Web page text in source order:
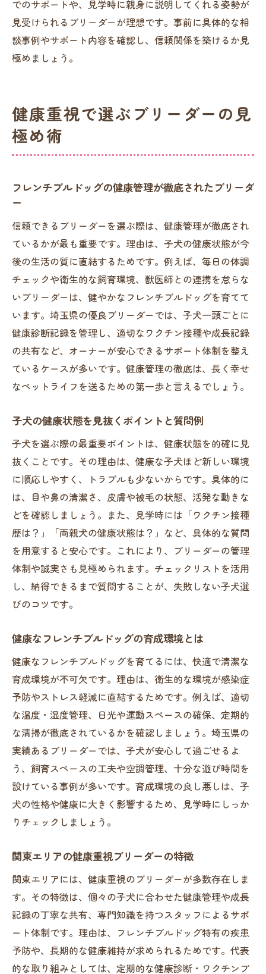
でのサポートや、見学時に親身に説明してくれる姿勢が
見受けられるブリーダーが理想です。事前に具体的な相
談事例やサポート内容を確認し、信頼関係を築けるか見
極めましょう。
健康重視で選ぶブリーダーの見
極め術
フレンチブルドッグの健康管理が徹底されたブリーダ
ー
信頼できるブリーダーを選ぶ際は、健康管理が徹底され
ているかが最も重要です。理由は、子犬の健康状態が今
後の生活の質に直結するためです。例えば、毎日の体調
チェックや衛生的な飼育環境、獣医師との連携を怠らな
いブリーダーは、健やかなフレンチブルドッグを育てて
います。埼玉県の優良ブリーダーでは、子犬一頭ごとに
健康診断記録を管理し、適切なワクチン接種や成長記録
の共有など、オーナーが安心できるサポート体制を整え
ているケースが多いです。健康管理の徹底は、長く幸せ
なペットライフを送るための第一歩と言えるでしょう。
子犬の健康状態を見抜くポイントと質問例
子犬を選ぶ際の最重要ポイントは、健康状態を的確に見
抜くことです。その理由は、健康な子犬ほど新しい環境
に順応しやすく、トラブルも少ないからです。具体的に
は、目や鼻の清潔さ、皮膚や被毛の状態、活発な動きな
どを確認しましょう。また、見学時には「ワクチン接種
歴は？」「両親犬の健康状態は？」など、具体的な質問
を用意すると安心です。これにより、ブリーダーの管理
体制や誠実さも見極められます。チェックリストを活用
し、納得できるまで質問することが、失敗しない子犬選
びのコツです。
健康なフレンチブルドッグの育成環境とは
健康なフレンチブルドッグを育てるには、快適で清潔な
育成環境が不可欠です。理由は、衛生的な環境が感染症
予防やストレス軽減に直結するためです。例えば、適切
な温度・湿度管理、日光や運動スペースの確保、定期的
な清掃が徹底されているかを確認しましょう。埼玉県の
実績あるブリーダーでは、子犬が安心して過ごせるよ
う、飼育スペースの工夫や空調管理、十分な遊び時間を
設けている事例が多いです。育成環境の良し悪しは、子
犬の性格や健康に大きく影響するため、見学時にしっか
りチェックしましょう。
関東エリアの健康重視ブリーダーの特徴
関東エリアには、健康重視のブリーダーが多数存在しま
す。その特徴は、個々の子犬に合わせた健康管理や成長
記録の丁寧な共有、専門知識を持つスタッフによるサポ
ート体制です。理由は、フレンチブルドッグ特有の疾患
予防や、長期的な健康維持が求められるためです。代表
的な取り組みとしては、定期的な健康診断・ワクチンプ